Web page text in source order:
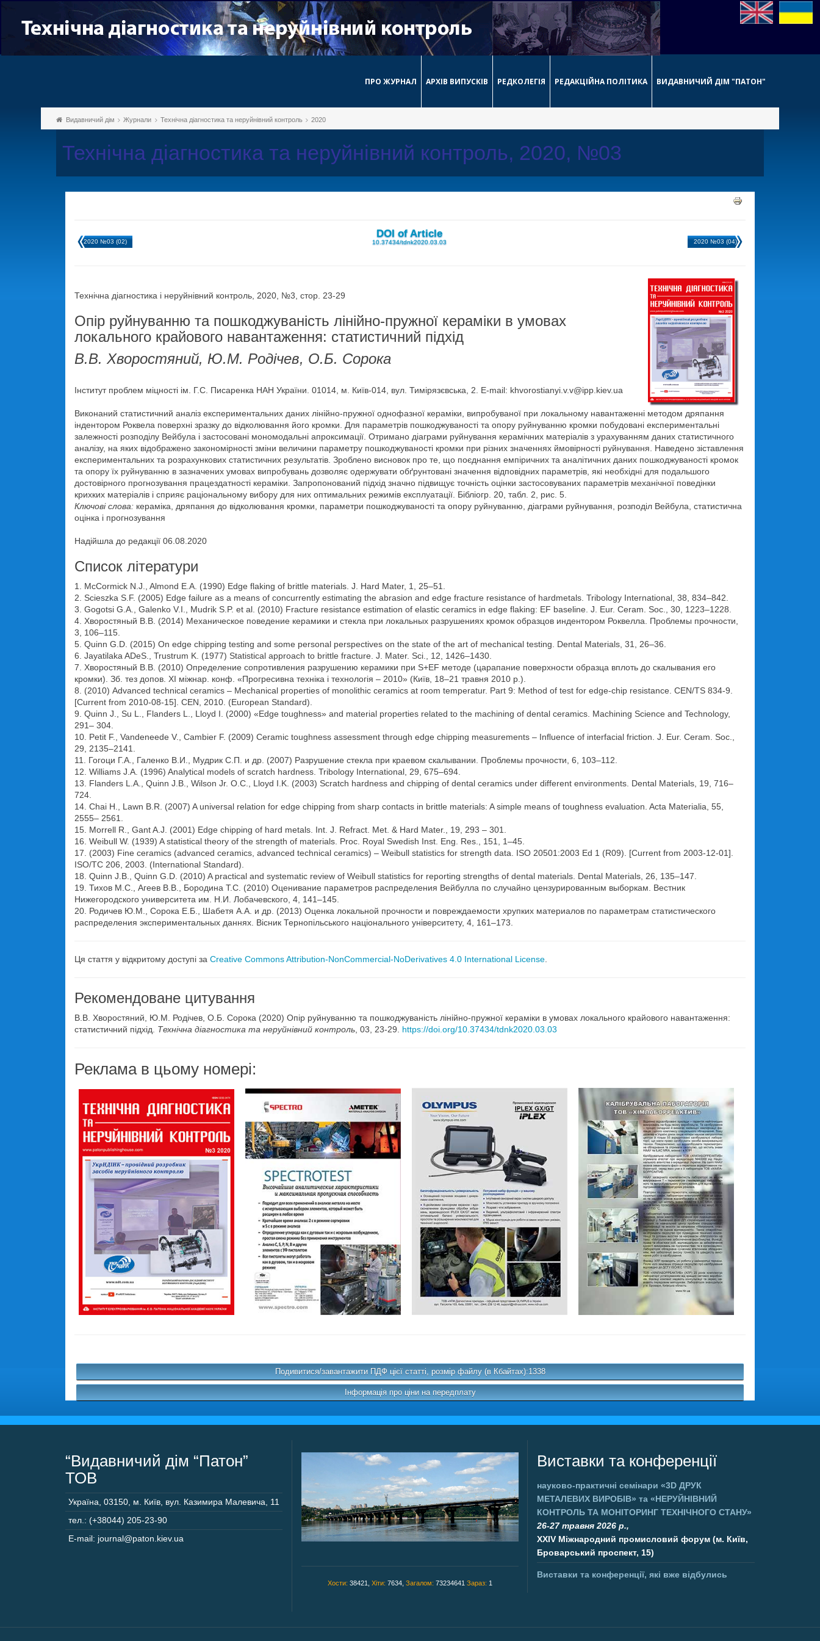
ПРО ЖУРНАЛ АРХІВ ВИПУСКІВ РЕДКОЛЕГІЯ РЕДАКЦІЙНА ПОЛІТИКА ВИДАВНИЧИЙ ДІМ "ПАТОН"
Видавничий дім Журнали Технічна діагностика та неруйнівний контроль 2020
Технічна діагностика та неруйнівний контроль, 2020, №03
2020 №03 (02)
DOI of Article
10.37434/tdnk2020.03.03 2020 №03 (04)
Технічна діагностика і неруйнівний контроль, 2020, №3, стор. 23-29
Опір руйнуванню та пошкоджуваність лінійно-пружної кераміки в умовах
локального крайового навантаження: статистичний підхід
В.В. Хворостяний, Ю.М. Родічев, О.Б. Сорока
Інститут проблем міцності ім. Г.С. Писаренка НАН України. 01014, м. Київ-014, вул. Тимірязєвська, 2. E-mail: khvorostianyi.v.v@ipp.kiev.ua
Виконаний статистичний аналіз експериментальних даних лінійно-пружної однофазної кераміки, випробуваної при локальному навантаженні методом дряпання
індентором Роквела поверхні зразку до відколювання його кромки. Для параметрів пошкоджуваності та опору руйнуванню кромки побудовані експериментальні
залежності розподілу Вейбула і застосовані мономодальні апроксимації. Отримано діаграми руйнування керамічних матеріалів з урахуванням даних статистичного
аналізу, на яких відображено закономірності зміни величини параметру пошкоджуваності кромки при різних значеннях ймовірності руйнування. Наведено зіставлення
експериментальних та розрахункових статистичних результатів. Зроблено висновок про те, що поєднання емпіричних та аналітичних даних пошкоджуваності кромок
та опору їх руйнуванню в зазначених умовах випробувань дозволяє одержувати обґрунтовані значення відповідних параметрів, які необхідні для подальшого
достовірного прогнозування працездатності кераміки. Запропонований підхід значно підвищує точність оцінки застосовуваних параметрів механічної поведінки
крихких матеріалів і сприяє раціональному вибору для них оптимальних режимів експлуатації. Бібліогр. 20, табл. 2, рис. 5.
Ключові слова: кераміка, дряпання до відколювання кромки, параметри пошкоджуваності та опору руйнуванню, діаграми руйнування, розподіл Вейбула, статистична
оцінка і прогнозування
Надійшла до редакції 06.08.2020
Список літератури
1. McCormick N.J., Almond E.A. (1990) Edge flaking of brittle materials. J. Hard Mater, 1, 25–51.
2. Scieszka S.F. (2005) Edge failure as a means of concurrently estimating the abrasion and edge fracture resistance of hardmetals. Tribology International, 38, 834–842.
3. Gogotsi G.A., Galenko V.I., Mudrik S.P. et al. (2010) Fracture resistance estimation of elastic ceramics in edge flaking: EF baseline. J. Eur. Ceram. Soc., 30, 1223–1228.
4. Хворостяный В.В. (2014) Механическое поведение керамики и стекла при локальных разрушениях кромок образцов индентором Роквелла. Проблемы прочности,
3, 106–115.
5. Quinn G.D. (2015) On edge chipping testing and some personal perspectives on the state of the art of mechanical testing. Dental Materials, 31, 26–36.
6. Jayatilaka ADeS., Trustrum K. (1977) Statistical approach to brittle fracture. J. Mater. Sci., 12, 1426–1430.
7. Хворостяный В.В. (2010) Определение сопротивления разрушению керамики при S+EF методе (царапание поверхности образца вплоть до скалывания его
кромки). Зб. тез допов. XI міжнар. конф. «Прогресивна техніка і технологія – 2010» (Київ, 18–21 травня 2010 р.).
8. (2010) Advanced technical ceramics – Mechanical properties of monolithic ceramics at room temperatur. Part 9: Method of test for edge-chip resistance. CEN/TS 834-9.
[Current from 2010-08-15]. CEN, 2010. (European Standard).
9. Quinn J., Su L., Flanders L., Lloyd I. (2000) «Edge toughness» and material properties related to the machining of dental ceramics. Machining Science and Technology,
291– 304.
10. Petit F., Vandeneede V., Cambier F. (2009) Ceramic toughness assessment through edge chipping measurements – Inﬂuence of interfacial friction. J. Eur. Ceram. Soc.,
29, 2135–2141.
11. Гогоци Г.А., Галенко В.И., Мудрик С.П. и др. (2007) Разрушение стекла при краевом скалывании. Проблемы прочности, 6, 103–112.
12. Williams J.A. (1996) Analytical models of scratch hardness. Tribology International, 29, 675–694.
13. Flanders L.A., Quinn J.B., Wilson Jr. O.C., Lloyd I.K. (2003) Scratch hardness and chipping of dental ceramics under different environments. Dental Materials, 19, 716–
724.
14. Chai H., Lawn B.R. (2007) A universal relation for edge chipping from sharp contacts in brittle materials: A simple means of toughness evaluation. Acta Materialia, 55,
2555– 2561.
15. Morrell R., Gant A.J. (2001) Edge chipping of hard metals. Int. J. Refract. Met. & Hard Mater., 19, 293 – 301.
16. Weibull W. (1939) A statistical theory of the strength of materials. Proc. Royal Swedish Inst. Eng. Res., 151, 1–45.
17. (2003) Fine ceramics (advanced ceramics, advanced technical ceramics) – Weibull statistics for strength data. ISO 20501:2003 Ed 1 (R09). [Current from 2003-12-01].
ISO/TC 206, 2003. (International Standard).
18. Quinn J.B., Quinn G.D. (2010) A practical and systematic review of Weibull statistics for reporting strengths of dental materials. Dental Materials, 26, 135–147.
19. Тихов М.С., Агеев В.В., Бородина Т.С. (2010) Оценивание параметров распределения Вейбулла по случайно цензурированным выборкам. Вестник
Нижегородского университета им. Н.И. Лобачевского, 4, 141–145.
20. Родичев Ю.М., Сорока Е.Б., Шабетя А.А. и др. (2013) Оценка локальной прочности и повреждаемости хрупких материалов по параметрам статистического
распределения экспериментальных даннях. Вісник Тернопільського національного університету, 4, 161–173.
Ця стаття у відкритому доступі за Creative Commons Attribution-NonCommercial-NoDerivatives 4.0 International License
Рекомендоване цитування
В.В. Хворостяний, Ю.М. Родічев, О.Б. Сорока (2020) Опір руйнуванню та пошкоджуваність лінійно-пружної кераміки в умовах локального крайового навантаження:
статистичний підхід. Технічна діагностика та неруйнівний контроль , 03, 23-29. https://doi.org/10.37434/tdnk2020.03.03
Реклама в цьому номері:
Подивитися/завантажити ПДФ цієї статті, розмір файлу (в Кбайтах):1338
Інформація про ціни на передплату
“Видавничий дім “Патон”
ТОВ
Україна 03150 м. Київ, вул. Казимира Малевича, 11
тел.: (+38044) 205-23-90
E-mail: journal@paton.kiev.ua
Хости: 38421, Хіти: 7634, Загалом: 73234641 Зараз: 1
Виставки та конференції
науково-практичні семінари«3D ДРУК
МЕТАЛЕВИХ ВИРОБІВ» та«НЕРУЙНІВНИЙ
КОНТРОЛЬ ТА МОНІТОРИНГ ТЕХНІЧНОГО СТАНУ»
26-27 травня 2026 р.,
XXIV Міжнародний промисловий форум (м. Київ,
Броварський проспект, 15)
Виставки та конференції, які вже відбулись